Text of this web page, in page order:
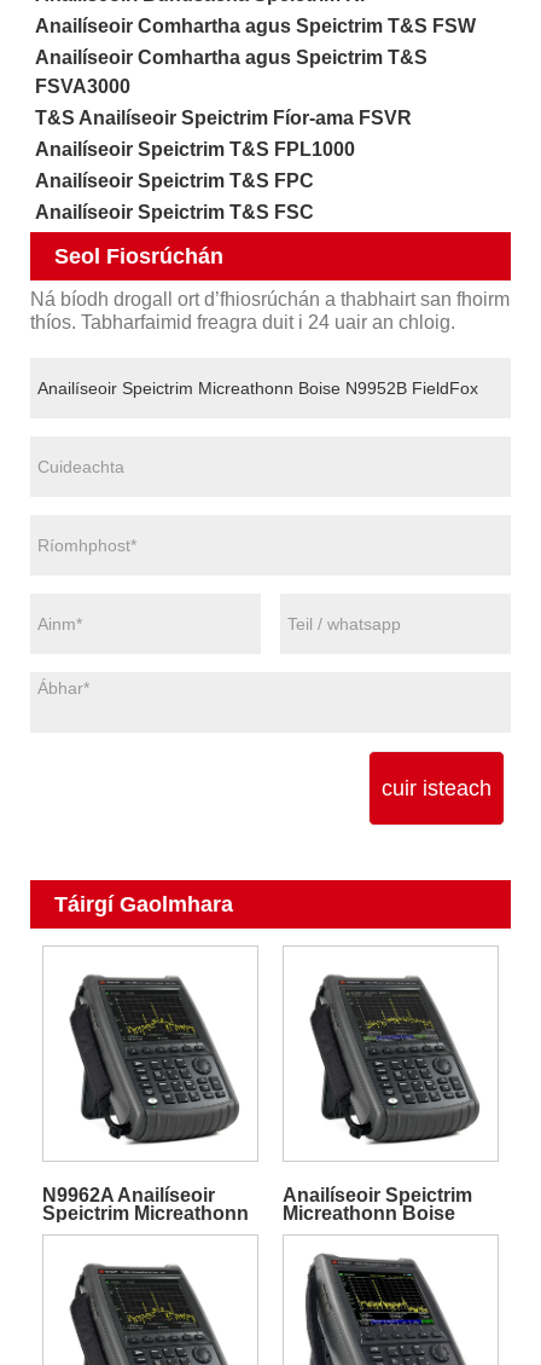
Anailíseoir Comhartha agus Speictrim T&S FSW
Anailíseoir Comhartha agus Speictrim T&S
FSVA3000
T&S Anailíseoir Speictrim Fíor-ama FSVR
Anailíseoir Speictrim T&S FPL1000
Anailíseoir Speictrim T&S FPC
Anailíseoir Speictrim T&S FSC
Seol Fiosrúchán
Ná bíodh drogall ort d’fhiosrúchán a thabhairt san fhoirm
thíos. Tabharfaimid freagra duit i 24 uair an chloig.
cuir isteach
Táirgí Gaolmhara
N9962A Anailíseoir
Speictrim Micreathonn
Boise FieldFox
Anailíseoir Speictrim
Micreathonn Boise
N9960A FieldFox